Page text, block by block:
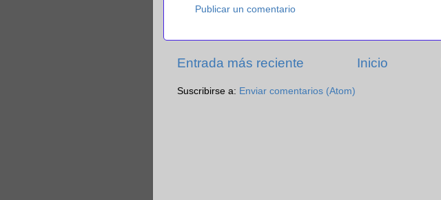
Publicar un comentario
Entrada más reciente Inicio
Suscribirse a: Enviar comentarios (Atom)